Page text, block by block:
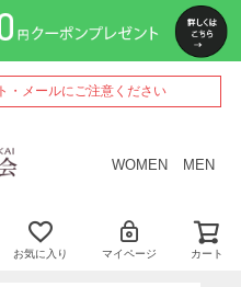
・メールにご注意ください
WOMEN MEN
お気に入り マイページ カート
ペー
ジト
ップ
へ